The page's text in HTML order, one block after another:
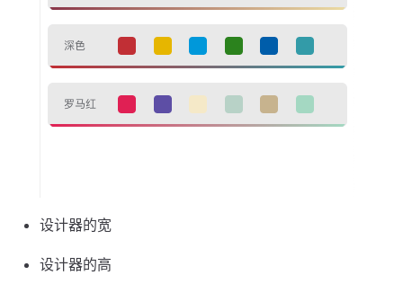
设计器的宽
设计器的高